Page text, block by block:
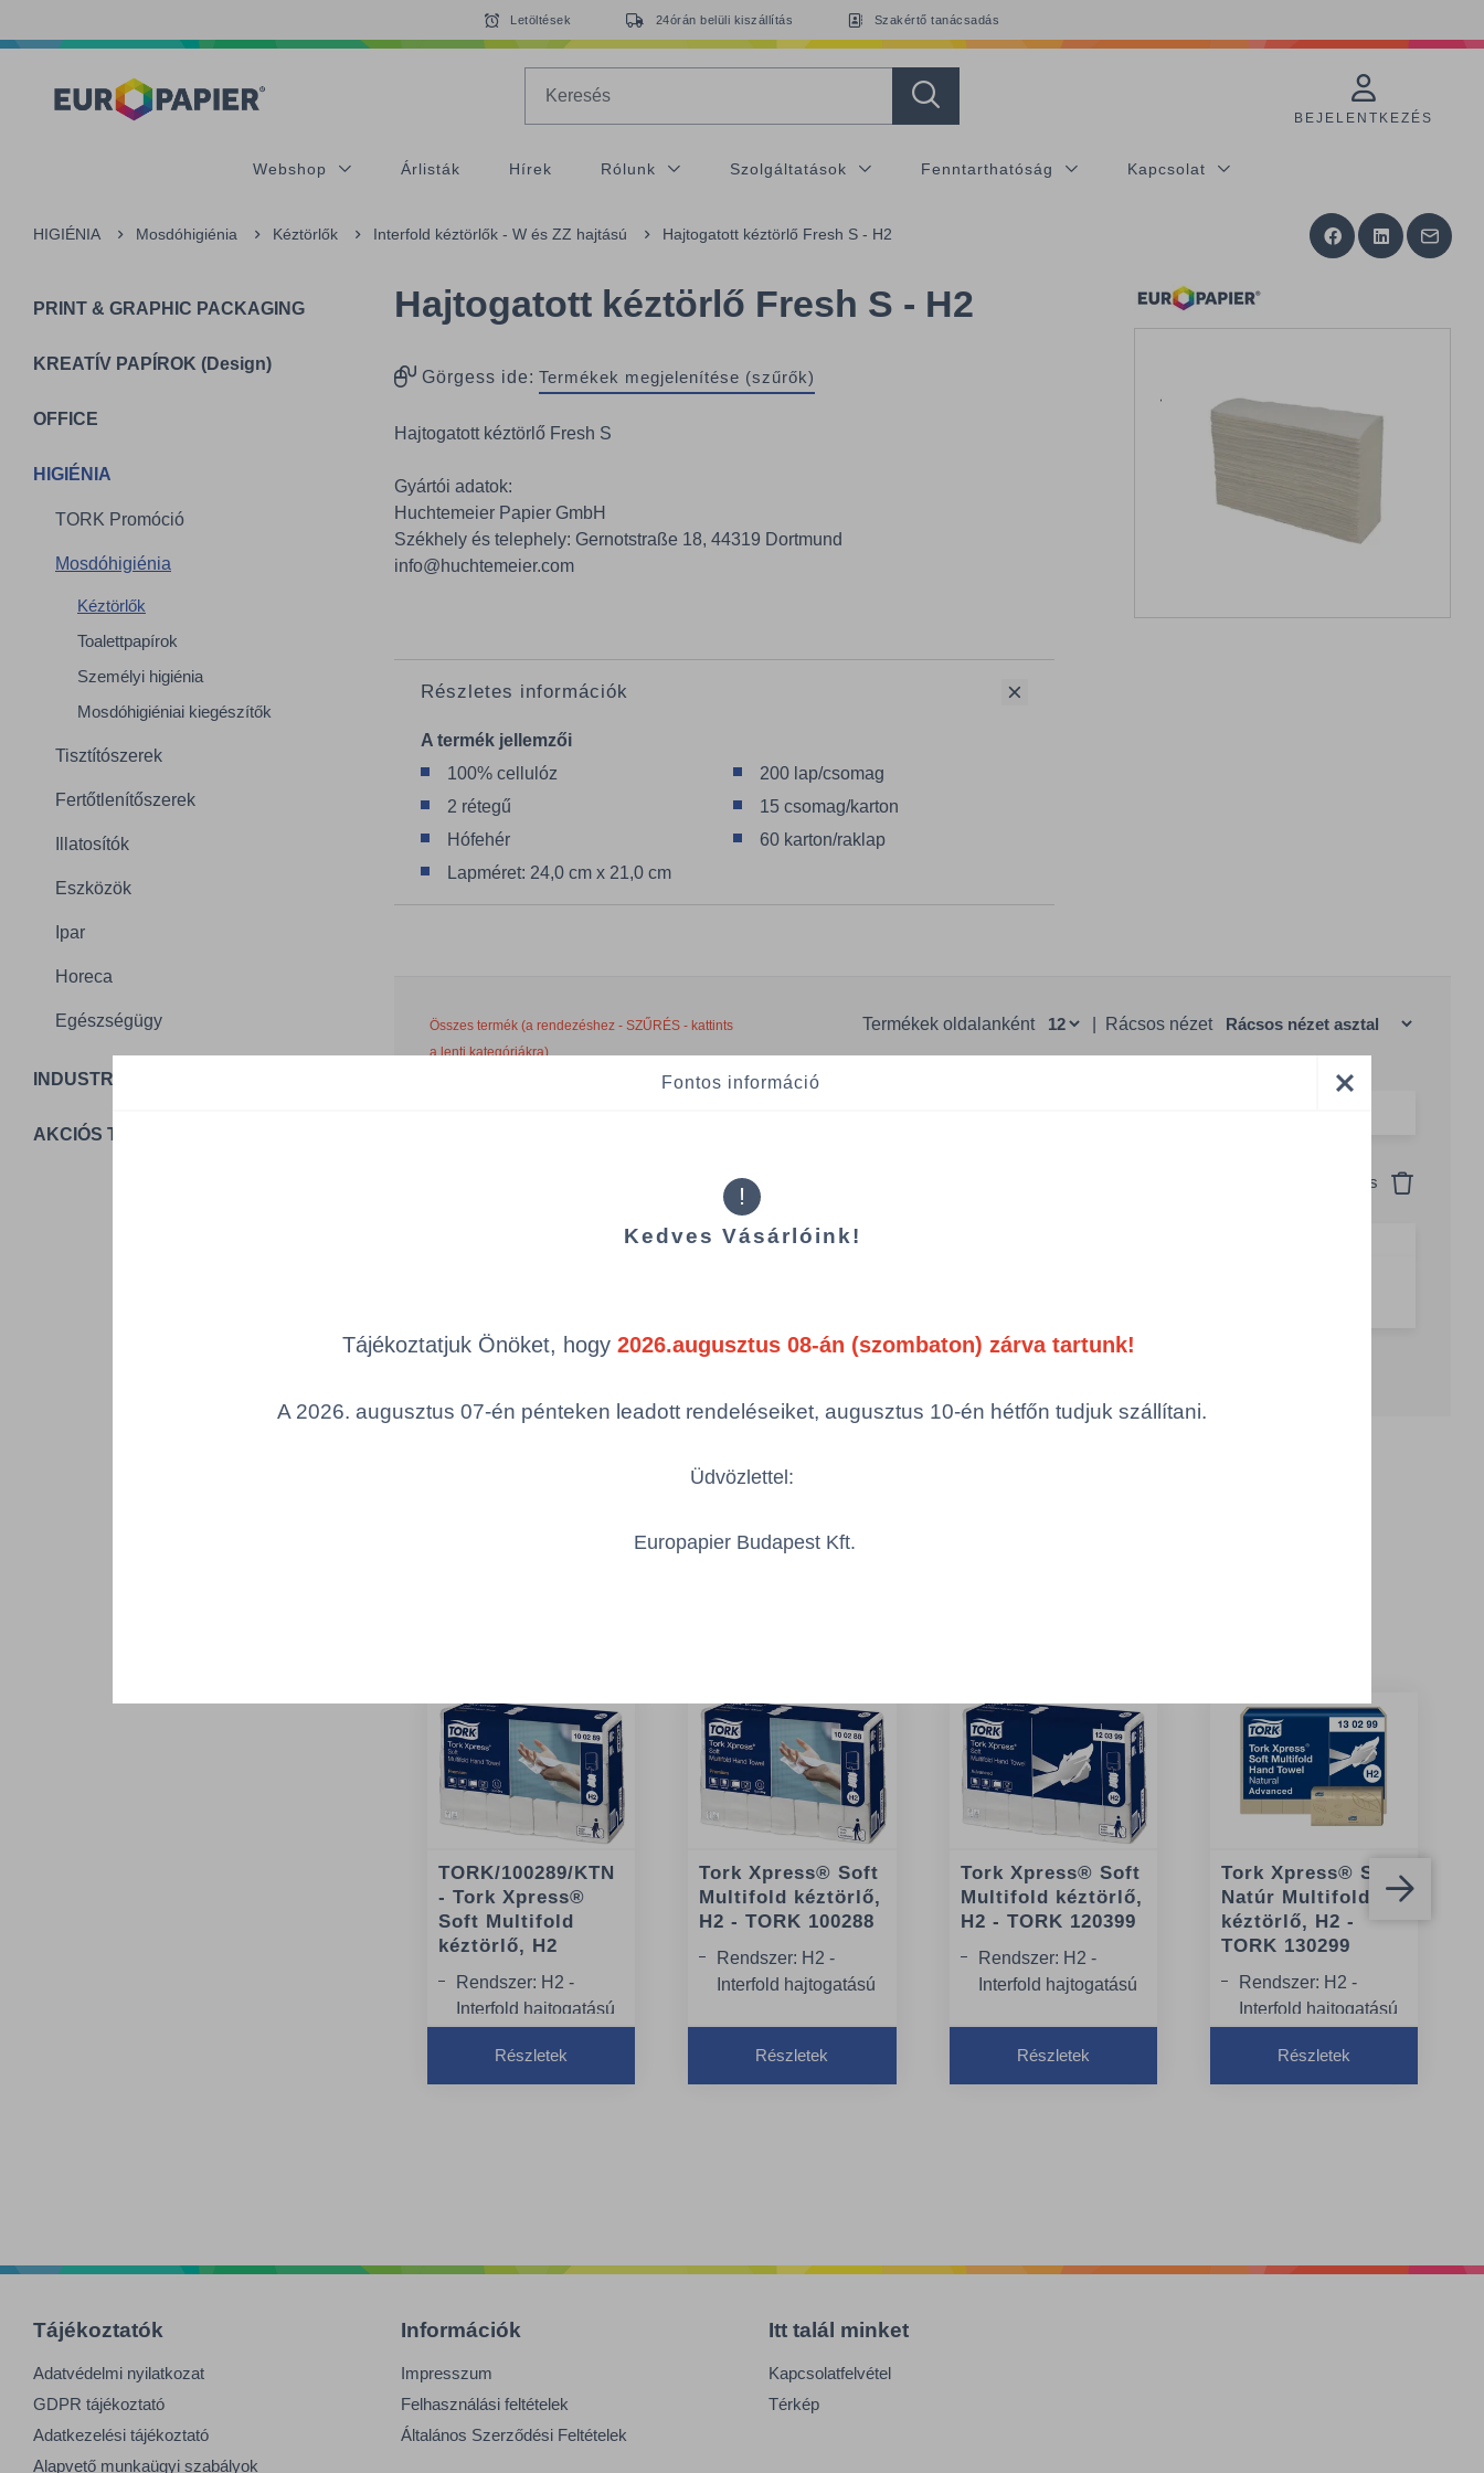
Letöltések 24órán belüli kiszállítás Szakértő tanácsadás
BEJELENTKEZÉS
Webshop Árlisták Hírek Rólunk Szolgáltatások Fenntarthatóság Kapcsolat
HIGIÉNIA Mosdóhigiénia Kéztörlők Interfold kéztörlők - W és ZZ hajtású Hajtogatott kéztörlő Fresh S - H2
PRINT & GRAPHIC PACKAGING
KREATÍV PAPÍROK (Design)
OFFICE
HIGIÉNIA
TORK Promóció
Mosdóhigiénia
Kéztörlők
Toalettpapírok
Személyi higiénia
Mosdóhigiéniai kiegészítők
Tisztítószerek
Fertőtlenítőszerek
Illatosítók
Eszközök
Ipar
Horeca
Egészségügy
INDUSTRIAL PACKAGING
AKCIÓS TERMÉKEK
Hajtogatott kéztörlő Fresh S - H2
Görgess ide: Termékek megjelenítése (szűrők)
Hajtogatott kéztörlő Fresh S
Gyártói adatok:
Huchtemeier Papier GmbH
Székhely és telephely: Gernotstraße 18, 44319 Dortmund
info@huchtemeier.com
Részletes információk
A termék jellemzői
100% cellulóz
2 rétegű
Hófehér
Lapméret: 24,0 cm x 21,0 cm
200 lap/csomag
15 csomag/karton
60 karton/raklap
Összes termék (a rendezéshez - SZŰRÉS - kattints
a lenti kategóriákra)
Termékek oldalanként Rácsos nézet
Visszaállítás
210 mm 240 mm
TORK/100289/KTN
- Tork Xpress®
Soft Multifold
kéztörlő, H2
Rendszer: H2 -
Interfold hajtogatású
Részletek
Tork Xpress® Soft
Multifold kéztörlő,
H2 - TORK 100288
Rendszer: H2 -
Interfold hajtogatású
Részletek
Tork Xpress® Soft
Multifold kéztörlő,
H2 - TORK 120399
Rendszer: H2 -
Interfold hajtogatású
Részletek
Tork Xpress® Soft
Natúr Multifold
kéztörlő, H2 -
TORK 130299
Rendszer: H2 -
Interfold hajtogatású
Részletek
Tájékoztatók
Adatvédelmi nyilatkozat
GDPR tájékoztató
Adatkezelési tájékoztató
Alapvető munkaügyi szabályok
Információk
Impresszum
Felhasználási feltételek
Általános Szerződési Feltételek
Itt talál minket
Kapcsolatfelvétel
Térkép
Fontos információ
!
Kedves Vásárlóink!
Tájékoztatjuk Önöket, hogy 2026.augusztus 08-án (szombaton) zárva tartunk!
A 2026. augusztus 07-én pénteken leadott rendeléseiket, augusztus 10-én hétfőn tudjuk szállítani.
Üdvözlettel:
Europapier Budapest Kft.